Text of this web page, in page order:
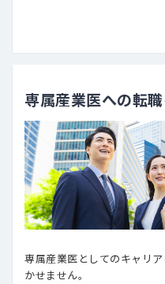
専属産業医への転
専属産業医としてのキャリ
かせません。